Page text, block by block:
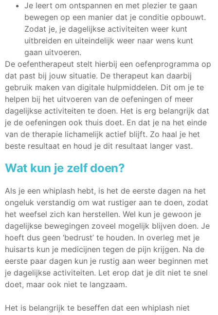
Je leert om ontspannen en met plezier te gaan
bewegen op een manier dat je conditie opbouwt.
Zodat je, je dagelijkse activiteiten weer kunt
uitbreiden en uiteindelijk weer naar wens kunt
gaan uitvoeren.
De oefentherapeut stelt hierbij een oefenprogramma op
dat past bij jouw situatie. De therapeut kan daarbij
gebruik maken van digitale hulpmiddelen. Dit om je te
helpen bij het uitvoeren van de oefeningen of meer
dagelijkse activiteiten te doen. Het is erg belangrijk dat
je de oefeningen ook thuis doet. En dat je na het einde
van de therapie lichamelijk actief blijft. Zo haal je het
beste resultaat en houd je dit resultaat langer vast.
Wat kun je zelf doen?
Als je een whiplash hebt, is het de eerste dagen na het
ongeluk verstandig om wat rustiger aan te doen, zodat
het weefsel zich kan herstellen. Wel kun je gewoon je
dagelijkse bewegingen zoveel mogelijk blijven doen. Je
hoeft dus geen ‘bedrust’ te houden. In overleg met je
huisarts kun je medicijnen tegen de pijn krijgen. Na de
eerste paar dagen kun je rustig aan weer beginnen met
je dagelijkse activiteiten. Let erop dat je dit niet te snel
doet, maar ook niet te langzaam.
Het is belangrijk te beseffen dat een whiplash niet